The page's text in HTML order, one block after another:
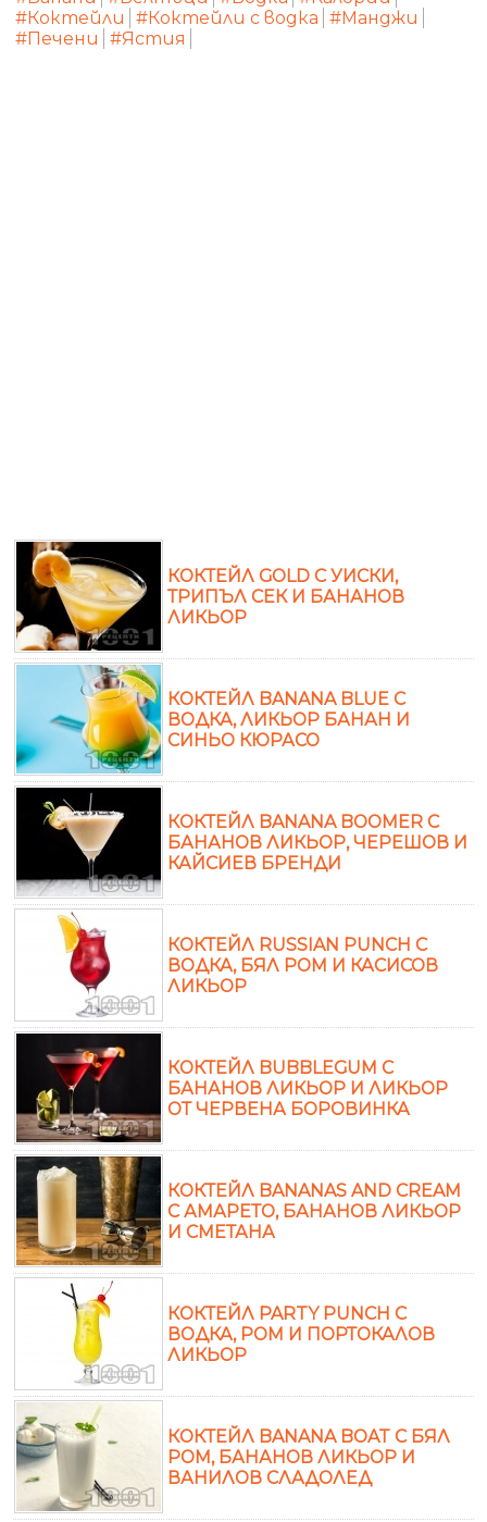
#Коктейли
#Коктейли с водка #Манджи
#Печени
#Ястия
КОКТЕЙЛ GOLD С УИСКИ,
ТРИПЪЛ СЕК И БАНАНОВ
ЛИКЬОР
КОКТЕЙЛ BANANA BLUE С
ВОДКА, ЛИКЬОР БАНАН И
СИНЬО КЮРАСО
КОКТЕЙЛ BANANA BOOMER С
БАНАНОВ ЛИКЬОР, ЧЕРЕШОВ И
КАЙСИЕВ БРЕНДИ
КОКТЕЙЛ RUSSIAN PUNCH С
ВОДКА, БЯЛ РОМ И КАСИСОВ
ЛИКЬОР
КОКТЕЙЛ BUBBLEGUM С
БАНАНОВ ЛИКЬОР И ЛИКЬОР
ОТ ЧЕРВЕНА БОРОВИНКА
КОКТЕЙЛ BANANAS AND CREAM
С АМАРЕТО, БАНАНОВ ЛИКЬОР
И СМЕТАНА
КОКТЕЙЛ PARTY PUNCH С
ВОДКА, РОМ И ПОРТОКАЛОВ
ЛИКЬОР
КОКТЕЙЛ BANANA BOAT С БЯЛ
РОМ, БАНАНОВ ЛИКЬОР И
ВАНИЛОВ СЛАДОЛЕД